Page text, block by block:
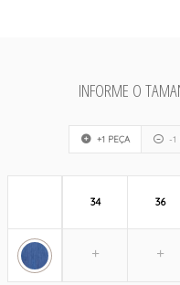
INFORME O
+1 PEÇA -1
34 36